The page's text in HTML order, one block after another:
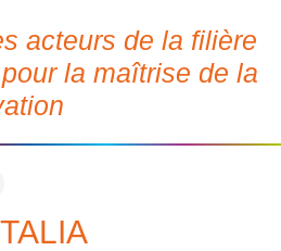
acteurs de la filière
la maîtrise de la